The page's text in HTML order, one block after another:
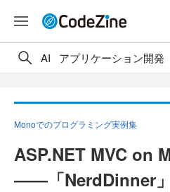
AI アプリケーション開発
Monoでのプログラミング実例集
ASP.NET MVC on
――「NerdDinner